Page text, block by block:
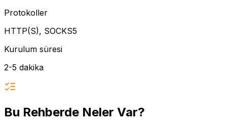
Protokoller
HTTP(S), SOCKS5
Kurulum süresi
2-5 dakika
Bu Rehberde Neler Var?